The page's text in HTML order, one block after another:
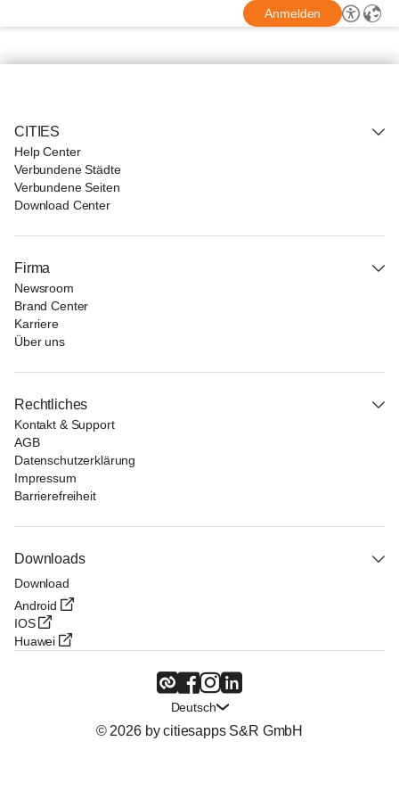
Anmelden
CITIES
Help Center
Verbundene Städte
Verbundene Seiten
Download Center
Firma
Newsroom
Brand Center
Karriere
Über uns
Rechtliches
Kontakt & Support
AGB
Datenschutzerklärung
Impressum
Barrierefreiheit
Downloads
Download
Android
IOS
Huawei
Deutsch
© 2026 by citiesapps S&R GmbH